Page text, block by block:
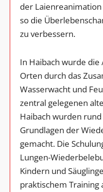
der
so die
zu verbessern.
In Haibach wurde die
Orten durch das
Wasserwacht und
zentral gelegenen
Haibach wurden
Grundlagen der
gemacht. Die
Lungen-
Kindern und
praktischem Training